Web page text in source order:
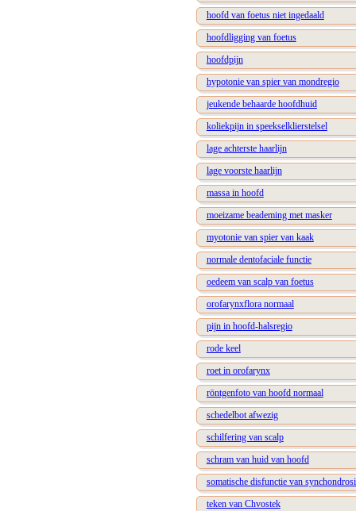
hoofd van foetus niet ingedaald
hoofdligging van foetus
hoofdpijn
hypotonie van spier van mondregio
jeukende behaarde hoofdhuid
koliekpijn in speekselklierstelsel
lage achterste haarlijn
lage voorste haarlijn
massa in hoofd
moeizame beademing met masker
myotonie van spier van kaak
normale dentofaciale functie
oedeem van scalp van foetus
orofarynxflora normaal
pijn in hoofd-halsregio
rode keel
roet in orofarynx
röntgenfoto van hoofd normaal
schedelbot afwezig
schilfering van scalp
schram van huid van hoofd
somatische disfunctie van
teken van Chvostek